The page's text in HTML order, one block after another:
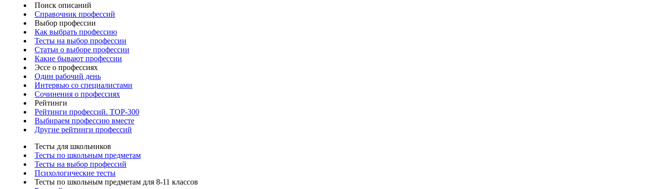
Поиск описаний
Справочник профессий
Выбор профессии
Как выбрать профессию
Тесты на выбор профессии
Статьи о выборе профессии
Какие бывают профессии
Эссе о профессиях
Один рабочий день
Интервью со специалистами
Сочинения о профессиях
Рейтинги
Рейтинги профессий. TOP-300
Выбираем профессию вместе
Другие рейтинги профессий
Тесты для школьников
Тесты по школьным предметам
Тесты на выбор профессий
Психологические тесты
Тесты по школьным предметам для 8-11 классов